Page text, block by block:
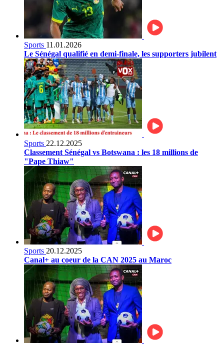
Sports 11.01.2026
Le Sénégal qualifié en demi-finale, les supporters jubilent
Sports 22.12.2025
Classement Sénégal vs Botswana : les 18 millions de
"Pape Thiaw"
Sports 20.12.2025
Canal+ au coeur de la CAN 2025 au Maroc